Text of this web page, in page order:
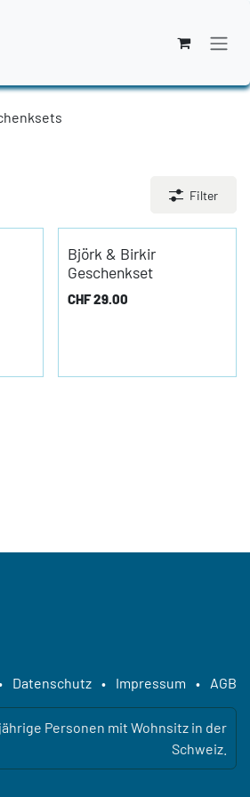
Filter
Björk & Birkir
Geschenkset
CHF29.00
Datenschutz • Impressum • AGB
Personen mit Wohnsitz in der
Schweiz.